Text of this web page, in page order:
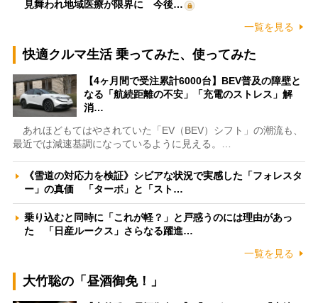
見舞われ地域医療が限界に 今後…
一覧を見る
快適クルマ生活 乗ってみた、使ってみた
【4ヶ月間で受注累計6000台】BEV普及の障壁と
なる「航続距離の不安」「充電のストレス」解
消…
あれほどもてはやされていた「EV（BEV）シフト」の潮流も、
最近では減速基調になっているように見える。…
《雪道の対応力を検証》シビアな状況で実感した「フォレスタ
ー」の真価 「ターボ」と「スト…
乗り込むと同時に「これが軽？」と戸惑うのには理由があっ
た 「日産ルークス」さらなる躍進…
一覧を見る
大竹聡の「昼酒御免！」